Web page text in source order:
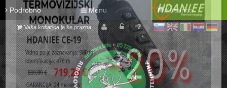
Podrobno Menu Košarica
sl en it hr de
Vaša košarica je še prazna